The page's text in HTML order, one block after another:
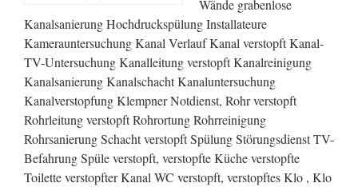
Wände grabenlose
Kanalsanierung Hochdruckspülung Installateure
Kamerauntersuchung Kanal Verlauf Kanal verstopft Kanal-
TV-Untersuchung Kanalleitung verstopft Kanalreinigung
Kanalsanierung Kanalschacht Kanaluntersuchung
Kanalverstopfung Klempner Notdienst, Rohr verstopft
Rohrleitung verstopft Rohrortung Rohrreinigung
Rohrsanierung Schacht verstopft Spülung Störungsdienst TV-
Befahrung Spüle verstopft, verstopfte Küche verstopfte
Toilette verstopfter Kanal WC verstopft, verstopftes Klo , Klo